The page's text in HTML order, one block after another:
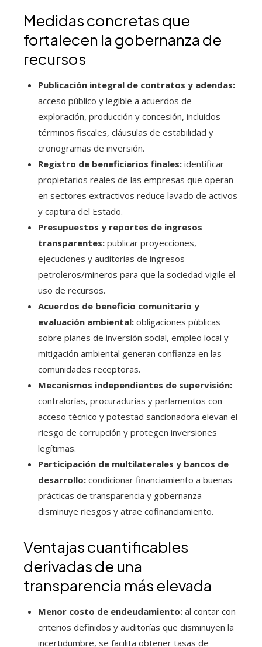
Medidas concretas que
fortalecen la gobernanza de
recursos
Publicación integral de contratos y adendas:
acceso público y legible a acuerdos de
exploración, producción y concesión, incluidos
términos fiscales, cláusulas de estabilidad y
cronogramas de inversión.
Registro de beneficiarios finales: identificar
propietarios reales de las empresas que operan
en sectores extractivos reduce lavado de activos
y captura del Estado.
Presupuestos y reportes de ingresos
transparentes: publicar proyecciones,
ejecuciones y auditorías de ingresos
petroleros/mineros para que la sociedad vigile el
uso de recursos.
Acuerdos de beneficio comunitario y
evaluación ambiental: obligaciones públicas
sobre planes de inversión social, empleo local y
mitigación ambiental generan confianza en las
comunidades receptoras.
Mecanismos independientes de supervisión:
contralorías, procuradurías y parlamentos con
acceso técnico y potestad sancionadora elevan el
riesgo de corrupción y protegen inversiones
legítimas.
Participación de multilaterales y bancos de
desarrollo: condicionar financiamiento a buenas
prácticas de transparencia y gobernanza
disminuye riesgos y atrae cofinanciamiento.
Ventajas cuantificables
derivadas de una
transparencia más elevada
Menor costo de endeudamiento: al contar con
criterios definidos y auditorías que disminuyen la
incertidumbre, se facilita obtener tasas de